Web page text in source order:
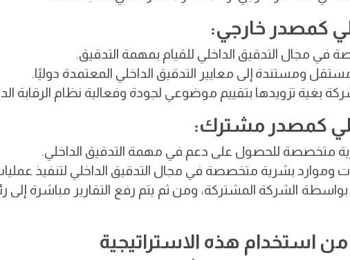
مجال التدقيق الداخلي للقيام بمهمة التدقيق.
ومستندة إلى معايير التدقيق الداخلي المعتمدة دوليًا.
بغية تزويدها بتقييم موضوعي لجودة وفعالية نظام الرقابة
متخصصة للحصول على دعم في مهمة التدقيق الداخلي.
وموارد بشرية متخصصة في مجال التدقيق الداخلي لتنفيذ
الشركة المشتركة، ومن ثم يتم رفع التقارير مباشرة إلى
استخدام هذه الاستراتيجية